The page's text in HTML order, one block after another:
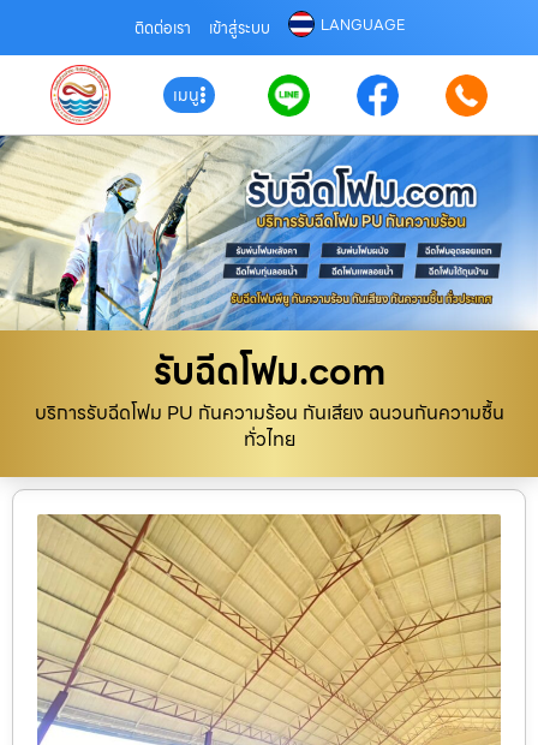
ติดต่อเรา เข้าสู่ระบบ LANGUAGE
เมนู
รับฉีดโฟม.com
บริการรับฉีดโฟม PU กันความร้อน กันเสียง ฉนวนกันความชื้น
ทั่วไทย